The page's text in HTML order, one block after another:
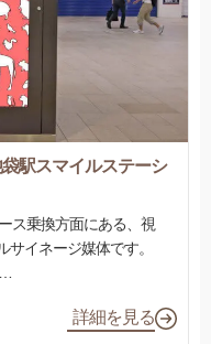
袋駅スマイルステーシ
ス乗換方面にある、視
イネージ媒体です。
…
詳細を見る